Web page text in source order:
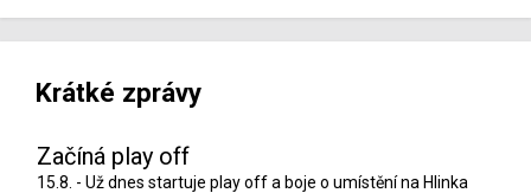
Krátké zprávy
Začíná play off
15.8. - Už dnes startuje play off a boje o umístění na Hlinka